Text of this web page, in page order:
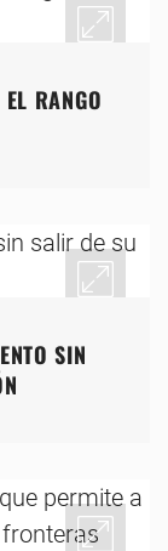
RANGO
SIN